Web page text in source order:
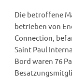
Die betroffene
betrieben von
Connection,
Saint Paul
Bord waren 76